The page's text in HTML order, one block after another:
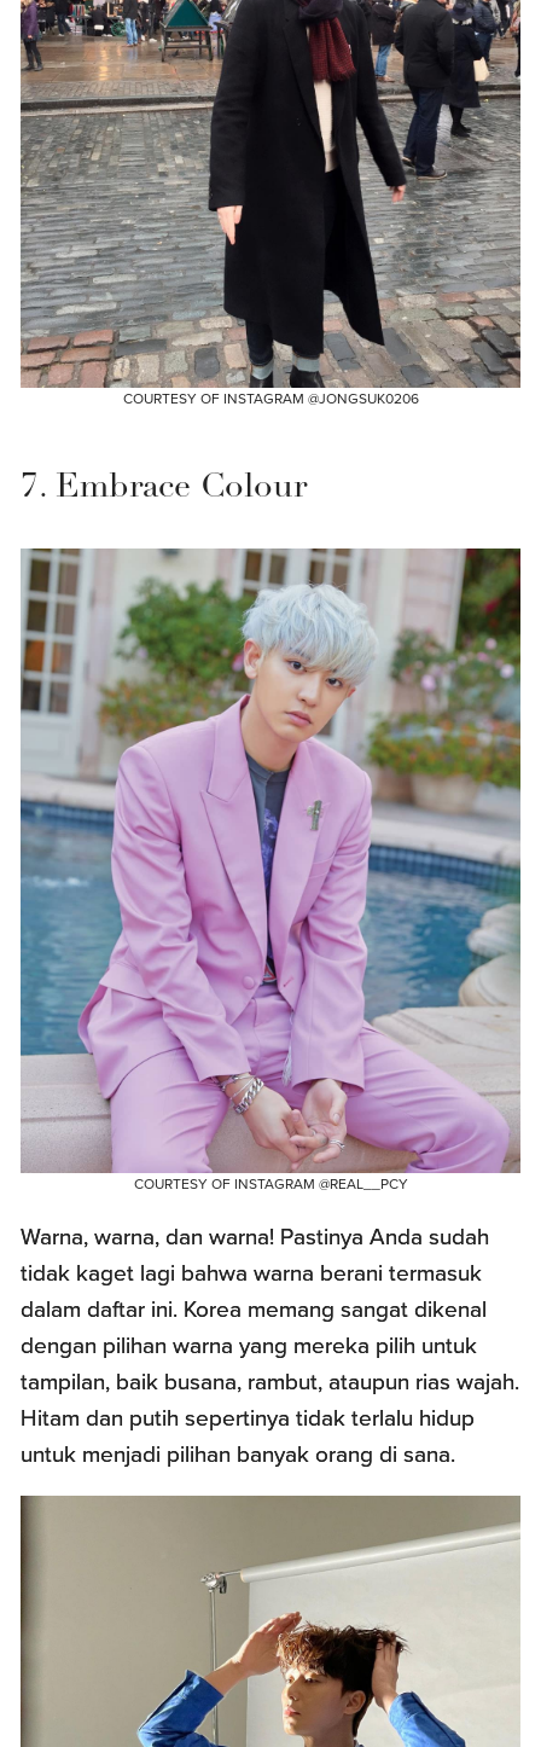
COURTESY OF INSTAGRAM @JONGSUK0206
7. Embrace Colour
COURTESY OF INSTAGRAM @REAL__PCY
Warna, warna, dan warna! Pastinya Anda sudah
tidak kaget lagi bahwa warna berani termasuk
dalam daftar ini. Korea memang sangat dikenal
dengan pilihan warna yang mereka pilih untuk
tampilan, baik busana, rambut, ataupun rias wajah.
Hitam dan putih sepertinya tidak terlalu hidup
untuk menjadi pilihan banyak orang di sana.